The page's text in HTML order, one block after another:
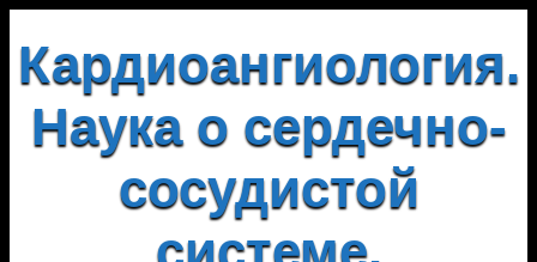
Кардиоангиология.
Наука о сердечно-
сосудистой